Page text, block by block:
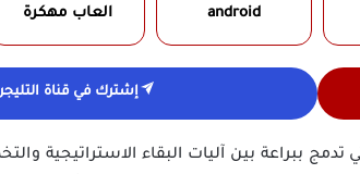
android العاب مهكرة
إشترك في قناة
تدمج ببراعة بين آليات البقاء الاستراتيجية